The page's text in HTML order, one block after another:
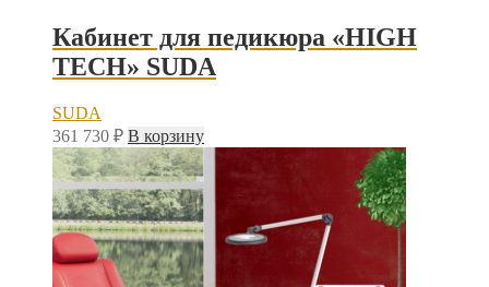
Кабинет для педикюра «HIGH
TECH» SUDA
SUDA
361 730 ₽ В корзину